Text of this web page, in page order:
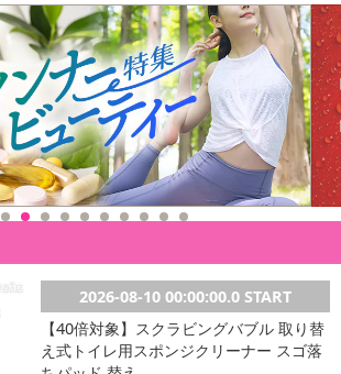
品カテゴリー別注意事項（※必ずご確認くだ
ちらの情報は2026-07-09 14:08:36.0での情報となります。
2026-08-10 00:00:00.0 START
【40倍対象】スクラビングバブル 取り替
え式トイレ用スポンジクリーナー スゴ落